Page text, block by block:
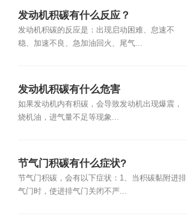
发动机积碳有什么反应？
发动机积碳的反应是：出现启动困难、怠速不
稳、加速不良、急加油回火、尾气...
发动机积碳有什么危害
如果发动机内有积碳，会导致发动机出现爆震，
烧机油，进气量不足等现象...
节气门积碳有什么症状?
节气门积碳，会有以下症状：1、当积碳黏附进排
气门时，使进排气门关闭不严...